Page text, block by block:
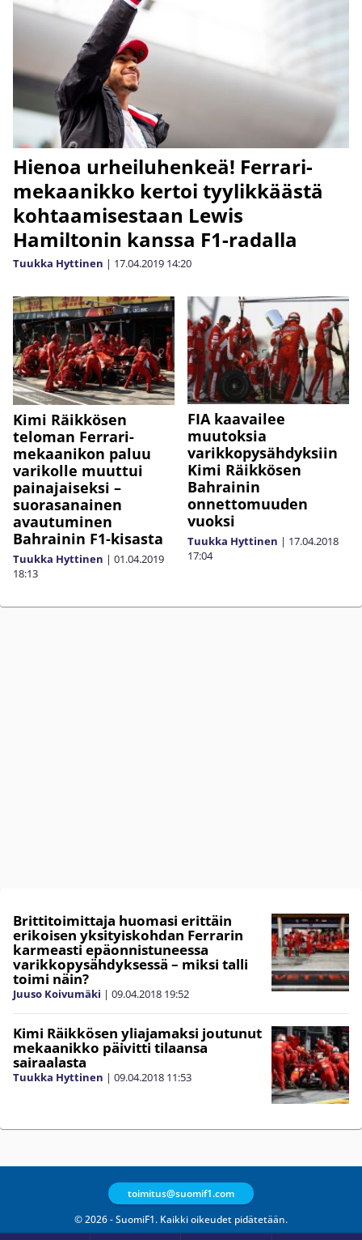
Hienoa urheiluhenkeä! Ferrari-
mekaanikko kertoi tyylikkäästä
kohtaamisestaan Lewis
Hamiltonin kanssa F1-radalla
Tuukka Hyttinen | 17.04.2019 14:20
Kimi Räikkösen
teloman Ferrari-
mekaanikon paluu
varikolle muuttui
painajaiseksi –
suorasanainen
avautuminen
Bahrainin F1-kisasta
Tuukka Hyttinen | 01.04.2019
18:13
FIA kaavailee
muutoksia
varikkopysähdyksiin
Kimi Räikkösen
Bahrainin
onnettomuuden
vuoksi
Tuukka Hyttinen | 17.04.2018
17:04
Brittitoimittaja huomasi erittäin
erikoisen yksityiskohdan Ferrarin
karmeasti epäonnistuneessa
varikkopysähdyksessä – miksi talli
toimi näin?
Juuso Koivumäki | 09.04.2018 19:52
Kimi Räikkösen yliajamaksi joutunut
mekaanikko päivitti tilaansa
sairaalasta
Tuukka Hyttinen | 09.04.2018 11:53
© 2026 - SuomiF1. Kaikki oikeudet pidätetään.
toimitus@suomif1.com